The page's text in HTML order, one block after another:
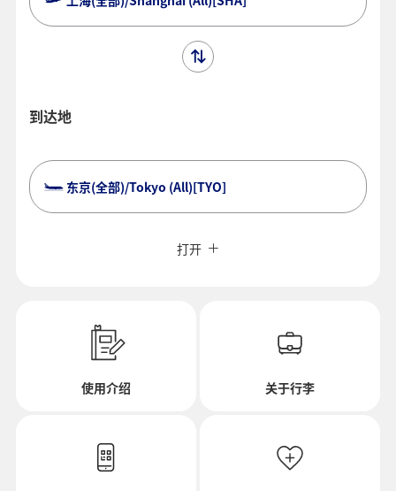
到达地
东京(全部)/Tokyo (All)[TYO]
去程出发日及时间段
选择日期
打开
使用介绍 关于行李